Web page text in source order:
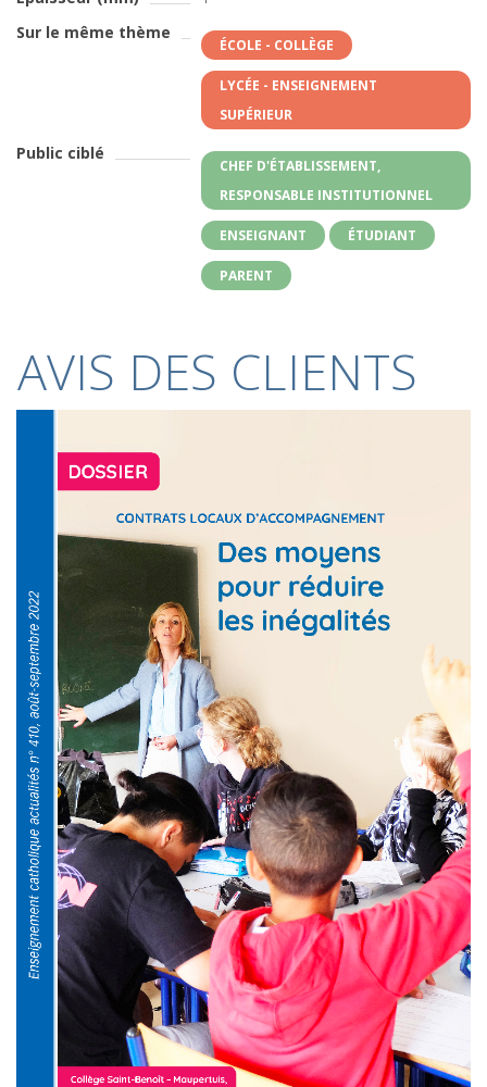
Sur le même thème
ÉCOLE - COLLÈGE
LYCÉE - ENSEIGNEMENT
SUPÉRIEUR
Public ciblé
CHEF D'ÉTABLISSEMENT,
RESPONSABLE INSTITUTIONNEL
ENSEIGNANT ÉTUDIANT
PARENT
AVIS DES CLIENTS